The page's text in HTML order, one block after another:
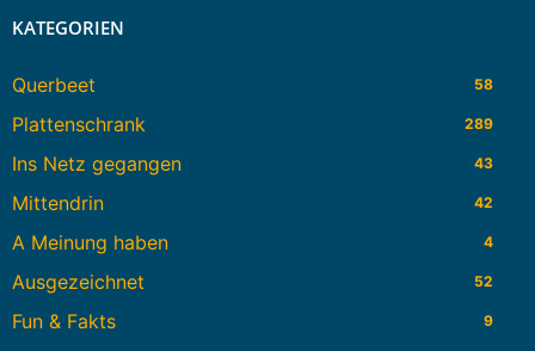
KATEGORIEN
Querbeet 58
Plattenschrank 289
Ins Netz gegangen 43
Mittendrin 42
A Meinung haben 4
Ausgezeichnet 52
Fun & Fakts 9